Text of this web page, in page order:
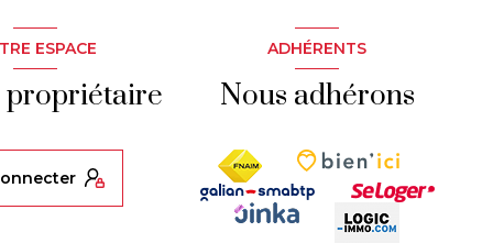
ESPACE
propriétaire
ADHÉRENTS
Nous adhérons